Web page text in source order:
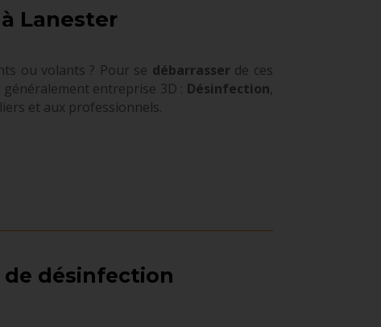
Lanester
ou volants ? Pour se débarrasser de ces
généralement entreprise 3D : Désinfection,
et aux professionnels.
désinfection